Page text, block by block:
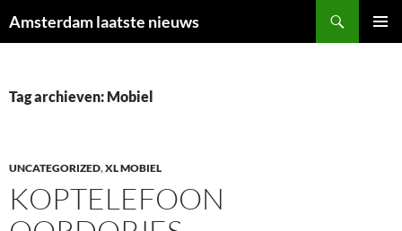
naar
Amsterdam laatste nieuws
Tag archieven: Mobiel
UNCATEGORIZED,XL MOBIEL
KOPTELEFOON